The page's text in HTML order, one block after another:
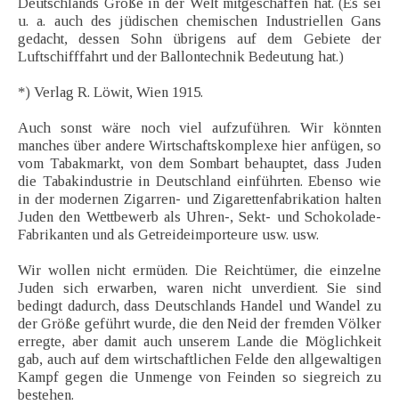
Deutschlands Größe in der Welt mitgeschaffen hat. (Es sei
u. a. auch des jüdischen chemischen Industriellen Gans
gedacht, dessen Sohn übrigens auf dem Gebiete der
Luftschifffahrt und der Ballontechnik Bedeutung hat.)
*) Verlag R. Löwit, Wien 1915.
Auch sonst wäre noch viel aufzuführen. Wir könnten
manches über andere Wirtschaftskomplexe hier anfügen, so
vom Tabakmarkt, von dem Sombart behauptet, dass Juden
die Tabakindustrie in Deutschland einführten. Ebenso wie
in der modernen Zigarren- und Zigarettenfabrikation halten
Juden den Wettbewerb als Uhren-, Sekt- und Schokolade-
Fabrikanten und als Getreideimporteure usw. usw.
Wir wollen nicht ermüden. Die Reichtümer, die einzelne
Juden sich erwarben, waren nicht unverdient. Sie sind
bedingt dadurch, dass Deutschlands Handel und Wandel zu
der Größe geführt wurde, die den Neid der fremden Völker
erregte, aber damit auch unserem Lande die Möglichkeit
gab, auch auf dem wirtschaftlichen Felde den allgewaltigen
Kampf gegen die Unmenge von Feinden so siegreich zu
bestehen.